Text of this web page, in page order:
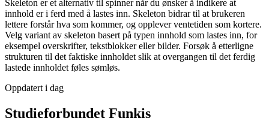
Skeleton er et alternativ til spinner når du ønsker å indikere at
innhold er i ferd med å lastes inn. Skeleton bidrar til at brukeren
lettere forstår hva som kommer, og opplever ventetiden som kortere.
Velg variant av skeleton basert på typen innhold som lastes inn, for
eksempel overskrifter, tekstblokker eller bilder. Forsøk å etterligne
strukturen til det faktiske innholdet slik at overgangen til det ferdig
lastede innholdet føles sømløs.
Oppdatert i dag
Studieforbundet Funkis